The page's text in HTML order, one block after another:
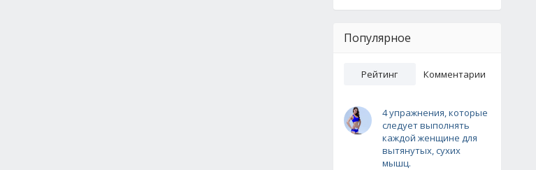
Популярное
Рейтинг Комментарии
4 упражнения, которые
следует выполнять
каждой женщине для
вытянутых, сухих
мышц.